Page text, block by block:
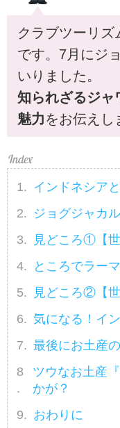
クラブツーリズ
です。7月にジ
いりました。
知られざるジャ
魅力をお伝えし
インドネシア
ジョグジャカ
見どころ①【
ところでラー
見どころ②【
気になる！イ
最後にお土産
ツウなお土産
かが？
おわりに